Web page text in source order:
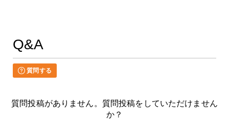
Q&A
質問する
質問投稿がありません。質問投稿をしていただけません
か？